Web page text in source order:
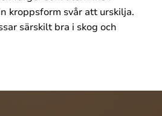
kroppsform svår att urskilja.
särskilt bra i skog och